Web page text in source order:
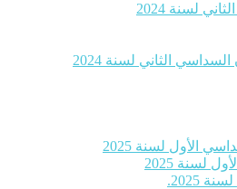
لسنة 2024
الثاني لسنة 2024
الأول لسنة 2025
لسنة 2025
2025.